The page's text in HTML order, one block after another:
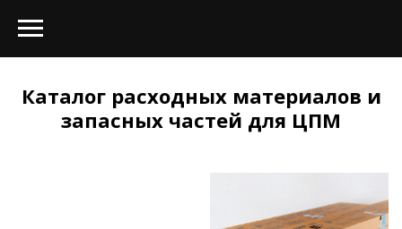
Каталог расходных материалов и
запасных частей для ЦПМ